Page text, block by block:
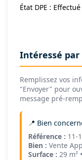
État DPE : Effectué
Intéressé par
Remplissez vos
"Envoyer" pour
message pré-
📍 Bien
Référence : 11-
Bien : Vente
Surface : 29 m² •